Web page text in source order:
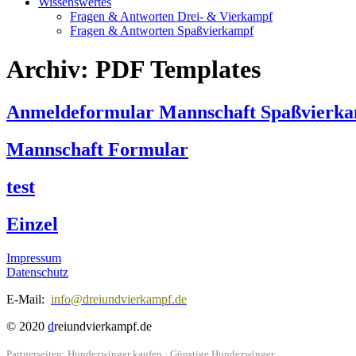
Fragen & Antworten Drei- & Vierkampf
Fragen & Antworten Spaßvierkampf
Archiv: PDF Templates
Anmeldeformular Mannschaft
Mannschaft Formular
test
Einzel
Impressum
Datenschutz
E-Mail: info@dreiundvierkampf.de
© 2020 dreiundvierkampf.de
Partnerseiten: Hundezwinger kaufen · Günstige Hundezwinger